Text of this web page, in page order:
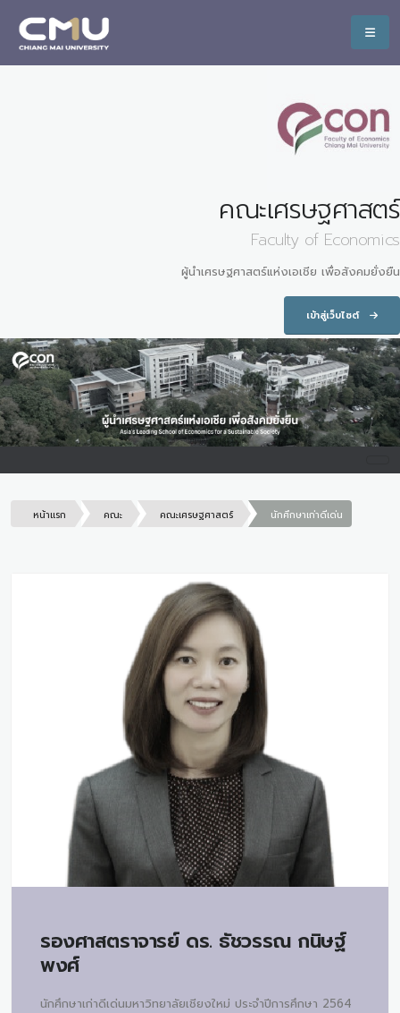
คณะเศรษฐศาสตร์
Faculty of Economics
ผู้นำเศรษฐศาสตร์แห่งเอเชีย เพื่อสังคมยั่งยืน
เข้าสู่เว็บไซต์
หน้าแรก คณะ คณะเศรษฐศาสตร์ นักศึกษาเก่าดีเด่น
รองศาสตราจารย์ ดร. ธัชวรรณ กนิษฐ์
พงศ์
นักศึกษาเก่าดีเด่นมหาวิทยาลัยเชียงใหม่ ประจำปีการศึกษา 2564